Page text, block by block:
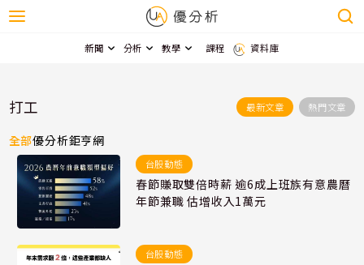
新聞 分析 教學 課程 資料庫
打工 最新文章 熱門文章
全部優分析鉅亨網
台股動態
春節賺取雙倍時薪 逾6成上班族有意農曆
年節兼職 估增收入1萬元
台股動態